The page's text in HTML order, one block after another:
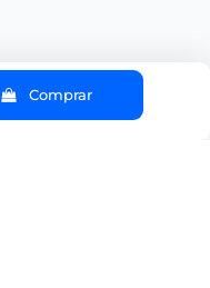
Comprar
Aviso legal y